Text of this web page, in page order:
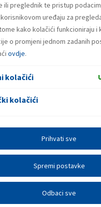
ili preglednik te pristup
uređaju za
kako kolačići funkcioniraju i
o promjeni jednom zadanih
ovdje.
kolačići
kolačići
Odbaci sve
Spremi postavke
Prihvati sve